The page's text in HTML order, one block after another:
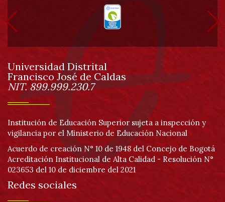
pie
de
página
Información
Universidad Distrital
Francisco José de Caldas
NIT. 899.999.230.7
Institución de Educación Superior sujeta a inspección y
vigilancia por el Ministerio de Educación Nacional
Acuerdo de creación N° 10 de 1948 del Concejo de Bogotá
Acreditación Institucional de Alta Calidad - Resolución N°
023653 del 10 de diciembre del 2021
Redes sociales